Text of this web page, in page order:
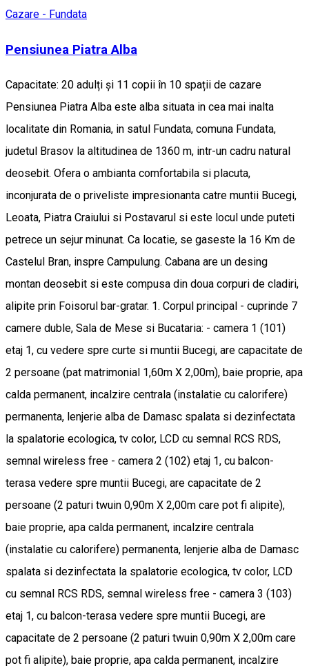
Cazare - Fundata
Pensiunea Piatra Alba
Capacitate: 20 adulți și 11 copii în 10 spații de cazare
Pensiunea Piatra Alba este alba situata in cea mai inalta
localitate din Romania, in satul Fundata, comuna Fundata,
judetul Brasov la altitudinea de 1360 m, intr-un cadru natural
deosebit. Ofera o ambianta comfortabila si placuta,
inconjurata de o priveliste impresionanta catre muntii Bucegi,
Leoata, Piatra Craiului si Postavarul si este locul unde puteti
petrece un sejur minunat. Ca locatie, se gaseste la 16 Km de
Castelul Bran, inspre Campulung. Cabana are un desing
montan deosebit si este compusa din doua corpuri de cladiri,
alipite prin Foisorul bar-gratar. 1. Corpul principal - cuprinde 7
camere duble, Sala de Mese si Bucataria: - camera 1 (101)
etaj 1, cu vedere spre curte si muntii Bucegi, are capacitate de
2 persoane (pat matrimonial 1,60m X 2,00m), baie proprie, apa
calda permanent, incalzire centrala (instalatie cu calorifere)
permanenta, lenjerie alba de Damasc spalata si dezinfectata
la spalatorie ecologica, tv color, LCD cu semnal RCS RDS,
semnal wireless free - camera 2 (102) etaj 1, cu balcon-
terasa vedere spre muntii Bucegi, are capacitate de 2
persoane (2 paturi twuin 0,90m X 2,00m care pot fi alipite),
baie proprie, apa calda permanent, incalzire centrala
(instalatie cu calorifere) permanenta, lenjerie alba de Damasc
spalata si dezinfectata la spalatorie ecologica, tv color, LCD
cu semnal RCS RDS, semnal wireless free - camera 3 (103)
etaj 1, cu balcon-terasa vedere spre muntii Bucegi, are
capacitate de 2 persoane (2 paturi twuin 0,90m X 2,00m care
pot fi alipite), baie proprie, apa calda permanent, incalzire